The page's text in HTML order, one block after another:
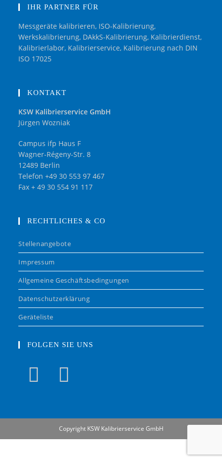
IHR PARTNER FÜR
Messgeräte kalibrieren, ISO-Kalibrierung,
Werkskalibrierung, DAkkS-Kalibrierung, Kalibrierdienst,
Kalibrierlabor, Kalibrierservice, Kalibrierung nach DIN
ISO 17025
KONTAKT
KSW Kalibrierservice GmbH
Jürgen Wozniak
Campus ifp Haus F
Wagner-Régeny-Str. 8
12489 Berlin
Telefon +49 30 553 97 467
Fax + 49 30 554 91 117
RECHTLICHES & CO
Stellenangebote
Impressum
Allgemeine Geschäftsbedingungen
Datenschutzerklärung
Geräteliste
FOLGEN SIE UNS
Copyright KSW Kalibrierservice GmbH